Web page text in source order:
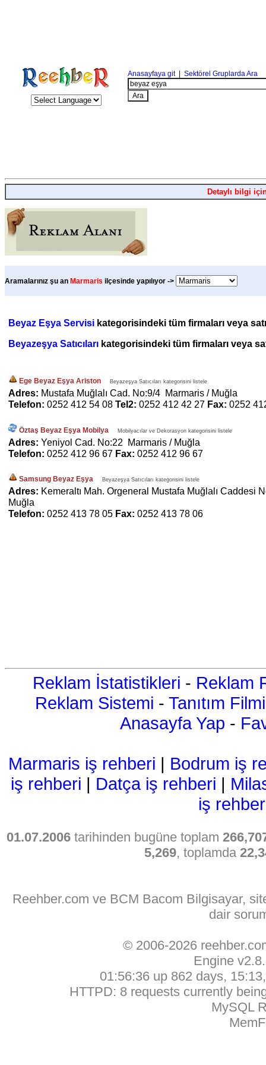
Anasayfaya git| Sektörel Gruplarda Ara
Detaylı bilgi
Aramalarınız şu an Marmaris ilçesinde yapılıyor ->
Beyaz Eşya Servisi kategorisindeki tüm firmaları veya
Beyazeşya Satıcıları kategorisindeki tüm firmaları veya
Ege Beyaz Eşya Ariston Beyazeşya Satıcıları kategorisini listele
Adres: Mustafa Muğlalı Cad. No:9/4 Marmaris / Muğla
Telefon: 0252 412 54 08 Tel2: 0252 412 42 27 Fax: 0252
Öztaş Beyaz Eşya Mobilya Mobilyacılar ve Dekorasyon kategorisini listele
Adres: Yeniyol Cad. No:22 Marmaris / Muğla
Telefon: 0252 412 96 67 Fax: 0252 412 96 67
Samsung Beyaz Eşya Beyazeşya Satıcıları kategorisini listele
Adres: Kemeraltı Mah. Orgeneral Mustafa Muğlalı Caddesi
Muğla
Telefon: 0252 413 78 05 Fax: 0252 413 78 06
Reklam İstatistikleri - Reklam
Reklam Sistemi - Tanıtım Filmi
Anasayfa Yap -
Marmaris iş rehberi | Bodrum iş
iş rehberi | Datça iş rehberi |
iş
01.07.2006 tarihinden bugüne toplam
5,269, toplamda
Reehber.com ve BCM Bacom Bilgisayar,
dair
© 2006-2026
Engine
01:56:36 up 862 days,
HTTPD: 8 requests currently
MySQL